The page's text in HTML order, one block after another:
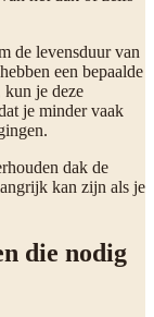
de levensduur van
een bepaalde
kun je deze
je minder vaak
dak de
kan zijn als je
die nodig